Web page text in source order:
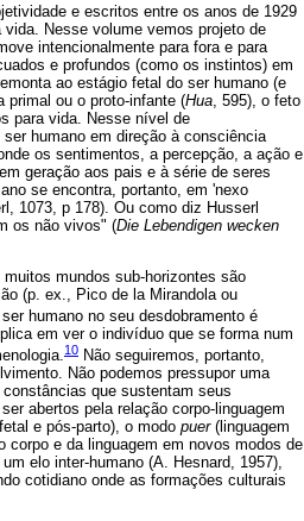
e escritos entre os anos de 1929
Nesse volume vemos projeto de
intencionalmente para fora e para
e profundos (como os instintos) em
ao estágio fetal do ser humano (e
primal ou o proto-infante (Hua , 595), o feto
para vida. Nesse nível de
humano em direção à consciência
os sentimentos, a percepção, a ação e
geração aos pais e à série de seres
se encontra, portanto, em 'nexo
1073, p 178). Ou como diz Husserl
os não vivos" (Die Lebendigen wecken
mundos sub-horizontes são
(p. ex., Pico de la Mirandola ou
humano no seu desdobramento é
em ver o indivíduo que se forma num
10 Não seguiremos, portanto,
Não podemos pressupor uma
que sustentam seus
abertos pela relação corpo-linguagem
e pós-parto), o modo puer (linguagem
corpo e da linguagem em novos modos de
elo inter-humano (A. Hesnard, 1957),
cotidiano onde as formações culturais